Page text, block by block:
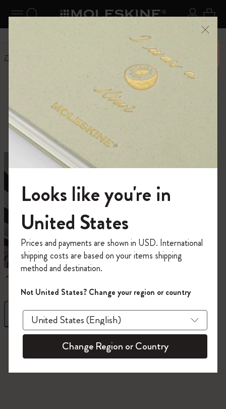
ナビゲーションの切替 ログ
検索 (キーワードなど) カ
6,500円以上のご購入で送料無料 メニ
ーを閉じる
ホーム
ショップ
創作活動に必要なすべて。
ノートブック
フィルター 並び替え
845 プロダクツ
モレスキンの世界へようこそ
「WELCOME10」を入力すると、初回注
文が10%オフ＋送料無料になります。セ
ール・アウトレット品は適用外。
Moleskineアカウントを作成して限定オフ
ァーや会員特典、さらに多くのインスピ
レーションを手に入れましょう。
今すぐ会員登録 !
Looks like you're in
United States
Prices and payments are shown in USD. International
shipping costs are based on your items shipping
method and destination.
Not United States? Change your region or country
Change Region or Country